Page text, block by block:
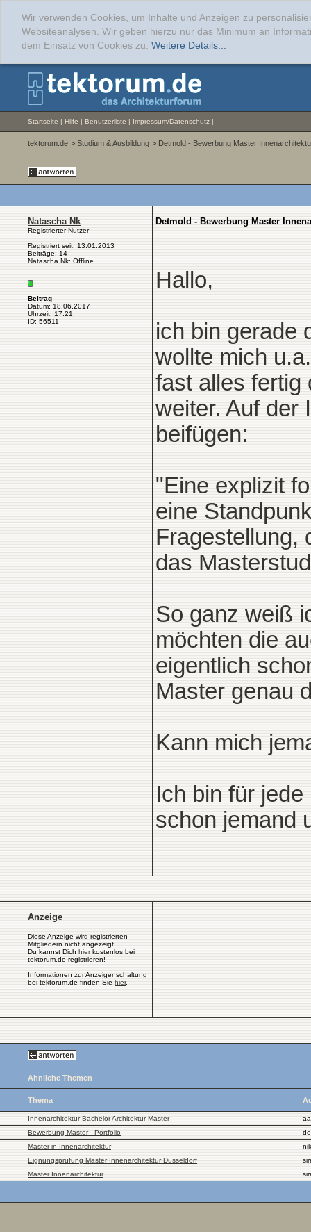
Wir verwenden Cookies, um Inhalte und Anzeigen zu
Websiteanalysen. Wir geben hierzu nur das Minimum an
dem Einsatz von Cookies zu. Weitere Details...
Startseite | Hilfe | Benutzerliste | Impressum/Datenschutz |
tektorum.de > Studium & Ausbildung > Detmold - Bewerbung Master
Natascha Nk
Registrierter Nutzer
Registriert seit: 13.01.2013
Beiträge: 14
Natascha Nk: Offline
Beitrag
Datum: 18.06.2017
Uhrzeit: 17:21
ID: 56511
Detmold - Bewerbung Master
Hallo,
ich bin gerade
wollte mich
fast alles fertig
weiter. Auf der
beifügen:
"Eine explizit
eine
Fragestellung,
das
So ganz weiß
möchten die
eigentlich
Master genau
Kann mich
Ich bin für
schon jemand
Anzeige
Diese Anzeige wird registrierten
Mitgliedern nicht angezeigt.
Du kannst Dich hierkostenlos bei
tektorum.de registrieren!
Informationen zur Anzeigenschaltung
bei tektorum.de finden Sie hier.
Ähnliche Themen
Thema
Innenarchitektur Bachelor Architektur Master
Bewerbung Master - Portfolio
Master in Innenarchitektur
Eignungsprüfung Master Innenarchitektur Düsseldorf
Master Innenarchitektur